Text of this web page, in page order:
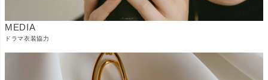
MEDIA
ドラマ衣装協力